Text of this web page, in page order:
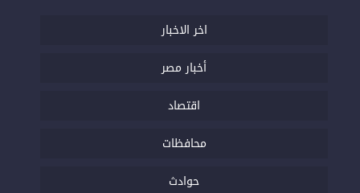
اخر الاخبار
أخبار مصر
اقتصاد
محافظات
حوادث